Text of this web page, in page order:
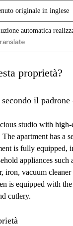
originale in inglese
automatica
proprietà?
il padrone
studio with
apartment has a
is fully equipped,
appliances such
iron, vacuum
is equipped with the
cutlery.